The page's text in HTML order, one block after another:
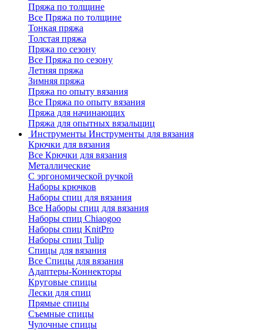
Пряжа по толщине
Все Пряжа по толщине
Тонкая пряжа
Толстая пряжа
Пряжа по сезону
Все Пряжа по сезону
Летняя пряжа
Зимняя пряжа
Пряжа по опыту вязания
Все Пряжа по опыту вязания
Пряжа для начинающих
Пряжа для опытных вязальщиц
Инструменты Инструменты для вязания
Крючки для вязания
Все Крючки для вязания
Металлические
С эргономической ручкой
Наборы крючков
Наборы спиц для вязания
Все Наборы спиц для вязания
Наборы спиц Chiaogoo
Наборы спиц KnitPro
Наборы спиц Tulip
Спицы для вязания
Все Спицы для вязания
Адаптеры-Коннекторы
Круговые спицы
Лески для спиц
Прямые спицы
Съемные спицы
Чулочные спицы